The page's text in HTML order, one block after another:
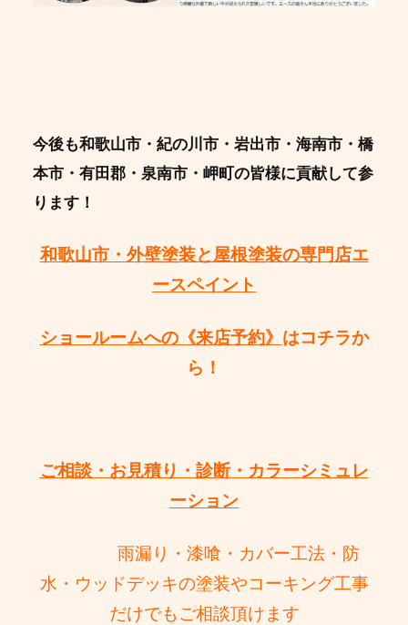
今後も和歌山市・紀の川市・岩出市・海南市・橋
本市・有田郡・泉南市・岬町の皆様に貢献して参
ります！
和歌山市・外壁塗装と屋根塗装の専門店エ
ースペイント
ショールームへの《来店予約》 はコチラか
ら！
ご相談・お見積り・診断・カラーシミュレ
ーション
雨漏り・漆喰・カバー工法・防
水・ウッドデッキの塗装やコーキング工事
だけでもご相談頂けます